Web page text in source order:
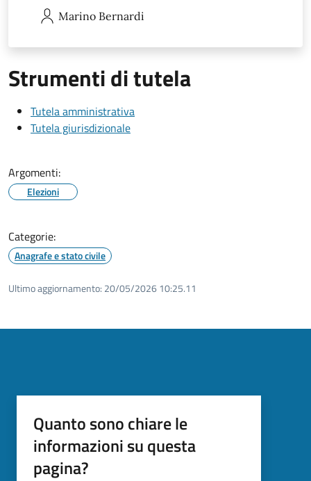
Marino Bernardi
Strumenti di tutela
Tutela amministrativa
Tutela giurisdizionale
Argomenti:
Elezioni
Categorie:
Anagrafe e stato civile
Ultimo aggiornamento: 20/05/2026 10:25.11
Quanto sono chiare le
informazioni su questa
pagina?